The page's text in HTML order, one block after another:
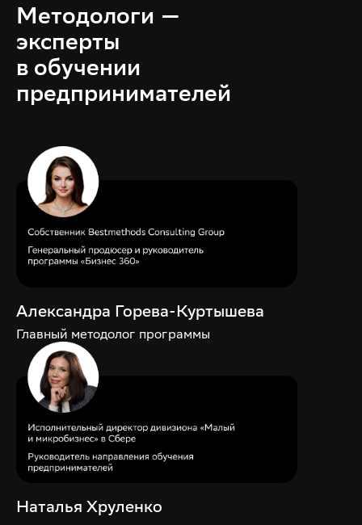
Методологи —
эксперты
в обучении
предпринимателей
Александра Горева-Куртышева
Главный методолог программы
Наталья Хруленко